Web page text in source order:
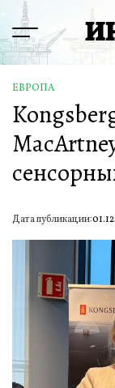
Перейти
содержимому
Menu
ОПУБЛИКОВАНО
В
ЕВРОПА
Дата публикации: